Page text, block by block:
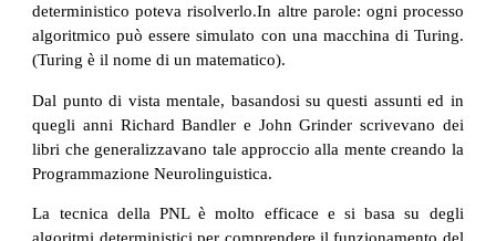
deterministico poteva risolverlo.In altre parole: ogni processo
algoritmico può essere simulato con una macchina di Turing.
(Turing è il nome di un matematico).
Dal punto di vista mentale, basandosi su questi assunti ed in
quegli anni Richard Bandler e John Grinder scrivevano dei
libri che generalizzavano tale approccio alla mente creando la
Programmazione Neurolinguistica.
La tecnica della PNL è molto efficace e si basa su degli